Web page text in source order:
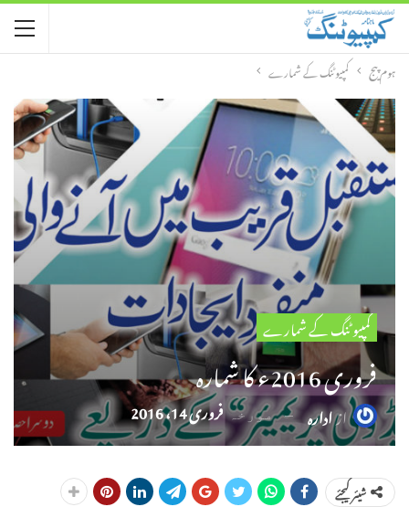
ہوم پیج کمپیوٹنگ کے شمارے
کمپیوٹنگ کے شمارے
فروری 2016ء کا شمارہ
ازادارہ مورخہفروری 14، 2016
شیئر کیجئے